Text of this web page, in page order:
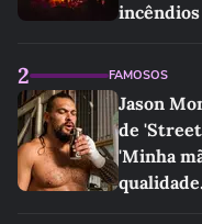
2 FAMOSOS
Jason
de
'Minha